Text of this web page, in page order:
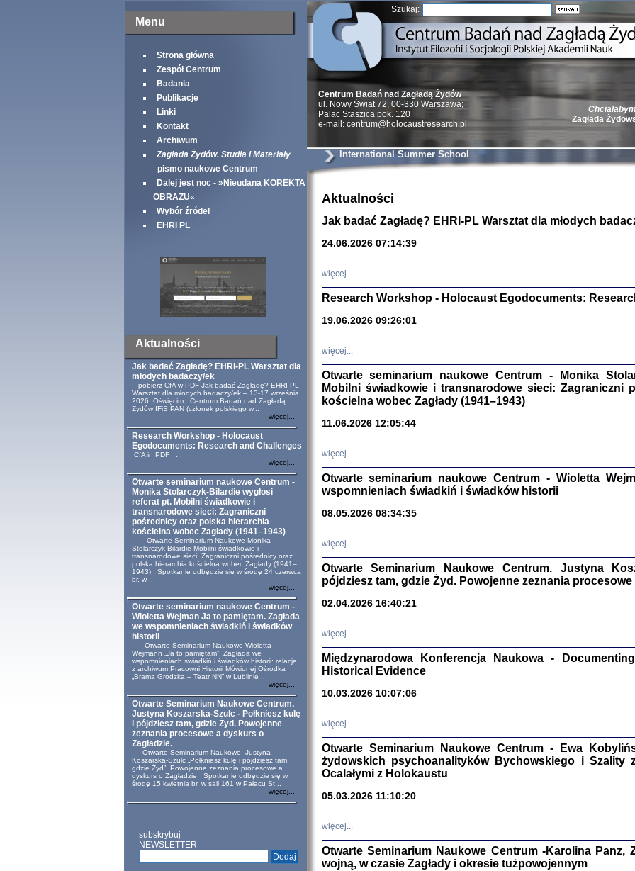
Menu
Strona główna
Zespół Centrum
Badania
Publikacje
Linki
Kontakt
Archiwum
Zagłada Żydów. Studia i Materiały
pismo naukowe Centrum
Dalej jest noc - »Nieudana KOREKTA
OBRAZU«
Wybór źródeł
EHRI PL
Aktualności
Jak badać Zagładę? EHRI-PL Warsztat dla
młodych badaczy/ek
pobierz CfA w PDF Jak badać Zagładę? EHRI-PL
Warsztat dla młodych badaczy/ek – 13-17 września
2026, Oświęcim Centrum Badań nad Zagładą
Żydów IFiS PAN (członek polskiego w...
więcej...
Research Workshop - Holocaust
Egodocuments: Research and Challenges
CfA in PDF ...
więcej...
Otwarte seminarium naukowe Centrum -
Monika Stolarczyk-Bilardie wygłosi
referat pt. Mobilni świadkowie i
transnarodowe sieci: Zagraniczni
pośrednicy oraz polska hierarchia
kościelna wobec Zagłady (1941–1943)
Otwarte Seminarium Naukowe Monika
Stolarczyk-Bilardie Mobilni świadkowie i
transnarodowe sieci: Zagraniczni pośrednicy oraz
polska hierarchia kościelna wobec Zagłady (1941–
1943) Spotkanie odbędzie się w środę 24 czerwca
br. w ...
więcej...
Otwarte seminarium naukowe Centrum -
Wioletta Wejman Ja to pamiętam. Zagłada
we wspomnieniach świadkiń i świadków
historii
Otwarte Seminarium Naukowe Wioletta
Wejmann „Ja to pamiętam”. Zagłada we
wspomnieniach świadkiń i świadków historii: relacje
z archiwum Pracowni Historii Mówionej Ośrodka
„Brama Grodzka – Teatr NN” w Lublinie ...
więcej...
Otwarte Seminarium Naukowe Centrum.
Justyna Koszarska-Szulc - Połkniesz kulę
i pójdziesz tam, gdzie Żyd. Powojenne
zeznania procesowe a dyskurs o
Zagładzie.
Otwarte Seminarium Naukowe Justyna
Koszarska-Szulc „Połkniesz kulę i pójdziesz tam,
gdzie Żyd”. Powojenne zeznania procesowe a
dyskurs o Zagładzie Spotkanie odbędzie się w
środę 15 kwietnia br. w sali 161 w Pałacu St...
więcej...
subskrybuj
NEWSLETTER
Szukaj:
Zagłada
Żydzi w
Natalia Aleksiun,
Deborah Dash
Turski, Laurence
Wagner Rózia
oprac.
oprac.
Zagłada
Studia i
NIE WIEMY CO
Centrum Badań nad Zagładą Żydów
ul. Nowy Świat 72, 00-330 Warszawa;
Palac Staszica pok. 120
e-mail: centrum@holocaustresearch.pl
International Summer School
Aktualności
Jak badać Zagładę? EHRI-PL Warsztat dla młodych
24.06.2026 07:14:39
więcej...
Research Workshop - Holocaust Egodocuments:
19.06.2026 09:26:01
więcej...
Otwarte seminarium naukowe Centrum - Monika
Mobilni świadkowie i transnarodowe sieci: Zagraniczni
kościelna wobec Zagłady (1941–1943)
11.06.2026 12:05:44
więcej...
Otwarte seminarium naukowe Centrum - Wioletta
wspomnieniach świadkiń i świadków historii
08.05.2026 08:34:35
więcej...
Otwarte Seminarium Naukowe Centrum. Justyna
pójdziesz tam, gdzie Żyd. Powojenne zeznania procesowe
02.04.2026 16:40:21
więcej...
Międzynarodowa Konferencja Naukowa -
Historical Evidence
10.03.2026 10:07:06
więcej...
Otwarte Seminarium Naukowe Centrum - Ewa
żydowskich psychoanalityków Bychowskiego i
Ocalałymi z Holokaustu
05.03.2026 11:10:20
więcej...
Otwarte Seminarium Naukowe Centrum -Karolina Panz,
wojną, w czasie Zagłady i okresie tużpowojennym